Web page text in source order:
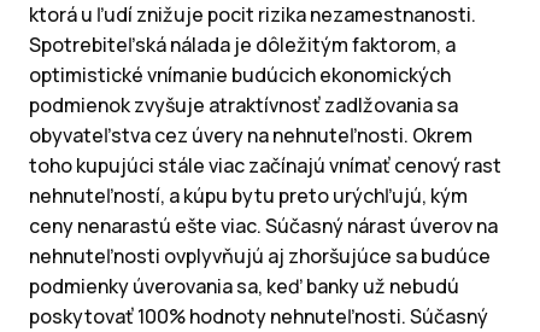
ktorá u ľudí znižuje pocit rizika nezamestnanosti.
Spotrebiteľská nálada je dôležitým faktorom, a
optimistické vnímanie budúcich ekonomických
podmienok zvyšuje atraktívnosť zadlžovania sa
obyvateľstva cez úvery na nehnuteľnosti. Okrem
toho kupujúci stále viac začínajú vnímať cenový rast
nehnuteľností, a kúpu bytu preto urýchľujú, kým
ceny nenarastú ešte viac. Súčasný nárast úverov na
nehnuteľnosti ovplyvňujú aj zhoršujúce sa budúce
podmienky úverovania sa, keď banky už nebudú
poskytovať 100% hodnoty nehnuteľnosti. Súčasný